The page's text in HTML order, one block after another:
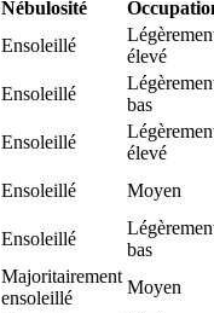
Nébulosité
Ensoleillé
élevé
Ensoleillé
bas
Ensoleillé
élevé
Ensoleillé Moyen
Ensoleillé
bas
Majoritairement
ensoleillé
Moyen